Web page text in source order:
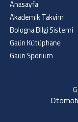
Anasayfa
Akademik Takvim
Bologna Bilgi Sistemi
Gaün Kütüphane
Gaün Sporium